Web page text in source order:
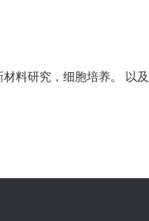
料研究，细胞培养。 以